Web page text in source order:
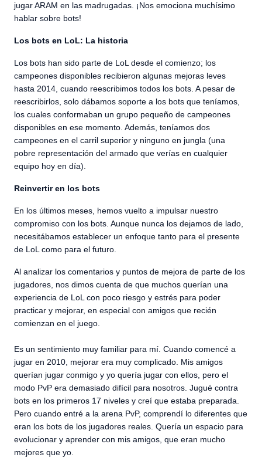
jugar ARAM en las madrugadas. ¡Nos emociona muchísimo
hablar sobre bots!
Los bots en LoL: La historia
Los bots han sido parte de LoL desde el comienzo; los
campeones disponibles recibieron algunas mejoras leves
hasta 2014, cuando reescribimos todos los bots. A pesar de
reescribirlos, solo dábamos soporte a los bots que teníamos,
los cuales conformaban un grupo pequeño de campeones
disponibles en ese momento. Además, teníamos dos
campeones en el carril superior y ninguno en jungla (una
pobre representación del armado que verías en cualquier
equipo hoy en día).
Reinvertir en los bots
En los últimos meses, hemos vuelto a impulsar nuestro
compromiso con los bots. Aunque nunca los dejamos de lado,
necesitábamos establecer un enfoque tanto para el presente
de LoL como para el futuro.
Al analizar los comentarios y puntos de mejora de parte de los
jugadores, nos dimos cuenta de que muchos querían una
experiencia de LoL con poco riesgo y estrés para poder
practicar y mejorar, en especial con amigos que recién
comienzan en el juego.
Es un sentimiento muy familiar para mí. Cuando comencé a
jugar en 2010, mejorar era muy complicado. Mis amigos
querían jugar conmigo y yo quería jugar con ellos, pero el
modo PvP era demasiado difícil para nosotros. Jugué contra
bots en los primeros 17 niveles y creí que estaba preparada.
Pero cuando entré a la arena PvP, comprendí lo diferentes que
eran los bots de los jugadores reales. Quería un espacio para
evolucionar y aprender con mis amigos, que eran mucho
mejores que yo.